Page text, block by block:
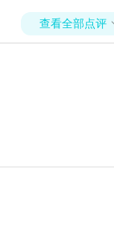
查看全部点评